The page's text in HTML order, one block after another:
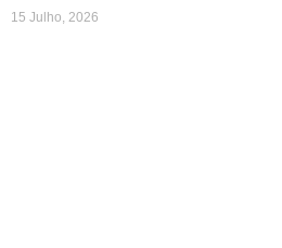
15 Julho, 2026